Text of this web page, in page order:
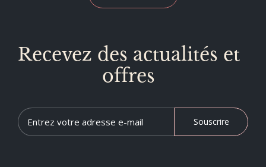
Recevez des actualités et
offres
Souscrire